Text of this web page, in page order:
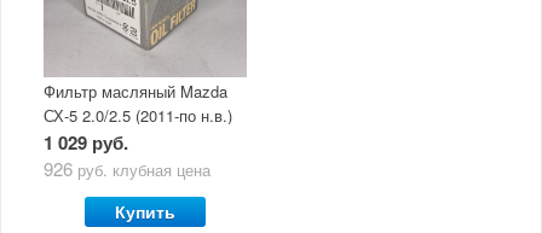
Фильтр масляный Mazda
СХ-5 2.0/2.5 (2011-по н.в.)
1 029 руб.
926 руб. клубная цена
Купить